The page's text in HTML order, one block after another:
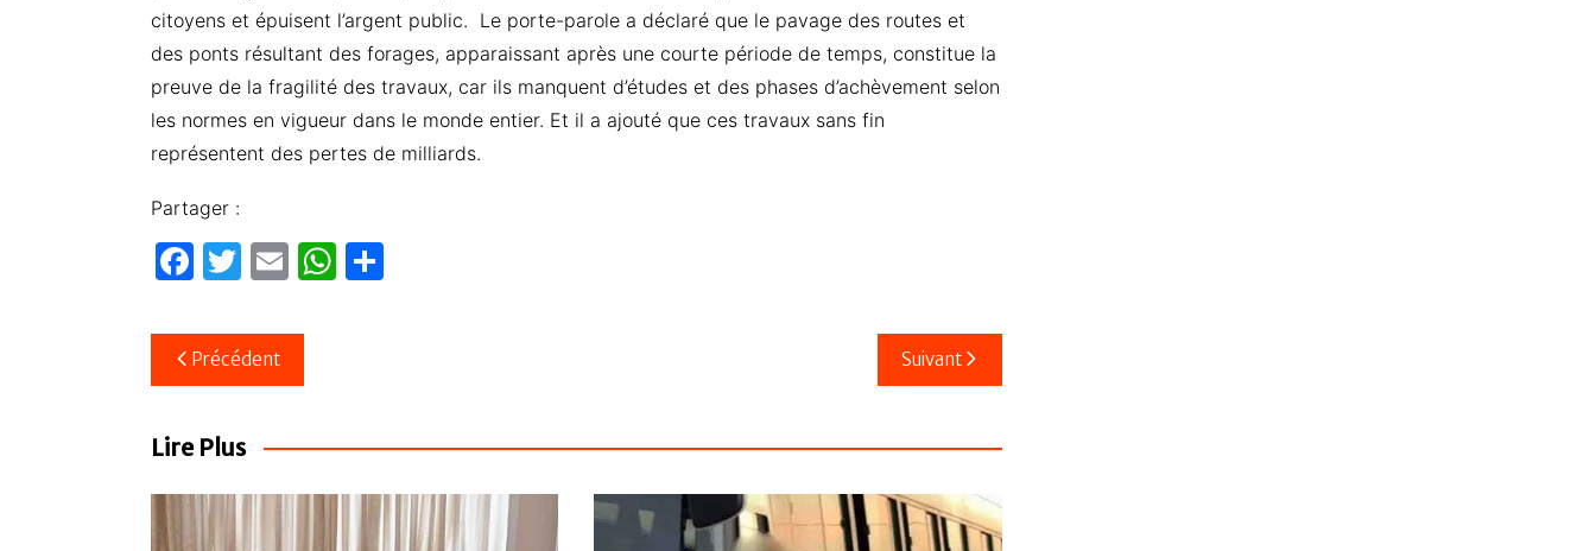
citoyens et épuisent l’argent public. Le porte-parole a déclaré que le pavage des routes et
des ponts résultant des forages, apparaissant après une courte période de temps, constitue la
preuve de la fragilité des travaux, car ils manquent d’études et des phases d’achèvement selon
les normes en vigueur dans le monde entier. Et il a ajouté que ces travaux sans fin
représentent des pertes de milliards.
Partager :
F
c
e
o
o
k
T
itt
er
E
ail
W
p
p
Navigation
de
l’article
Précédent Suivant
Lire Plus